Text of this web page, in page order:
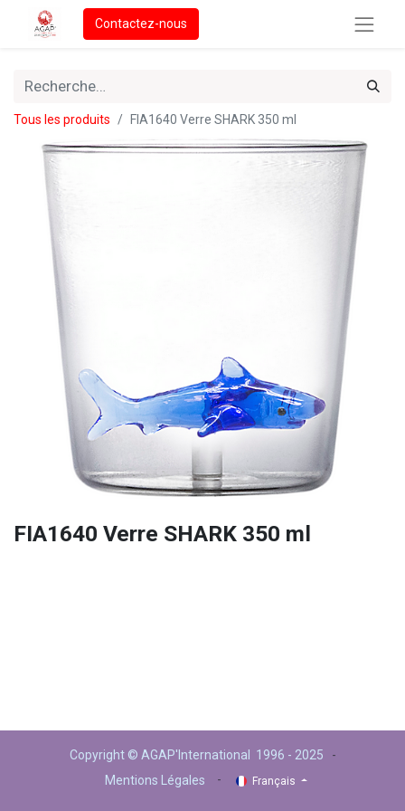
Contactez-nous
Tous les produits FIA1640 Verre SHARK 350 ml
FIA1640 Verre SHARK 350 ml
Copyright © AGAP'International 1996 - 2025 -
Mentions Légales
- Français